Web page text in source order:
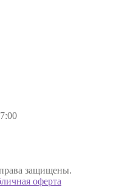
защищены.
оферта